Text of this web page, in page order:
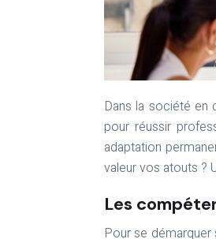
Dans la société en constante évolution, il est essentiel de maintenir vos compétences à jour et de se distinguer
pour réussir
adaptation
valeur vos atouts ?
Les
Pour se